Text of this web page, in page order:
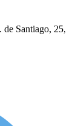
Santiago, 25,